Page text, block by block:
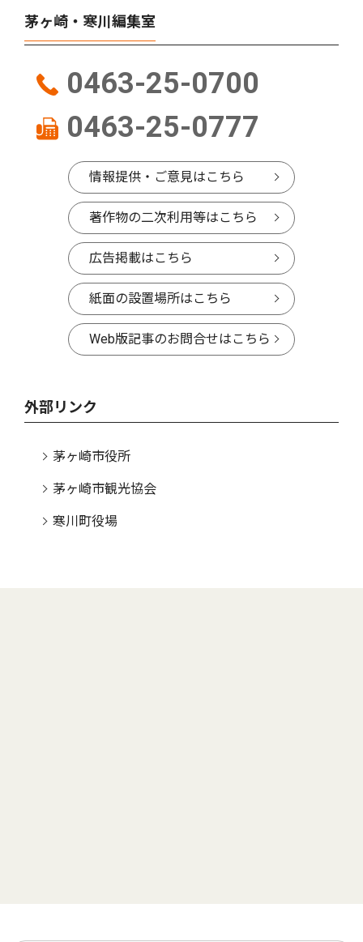
茅ヶ崎・寒川編集室
0463-25-0700
0463-25-0777
情報提供・ご意見はこちら
著作物の二次利用等はこちら
広告掲載はこちら
紙面の設置場所はこちら
Web版記事のお問合せはこちら
外部リンク
茅ヶ崎市役所
茅ヶ崎市観光協会
寒川町役場